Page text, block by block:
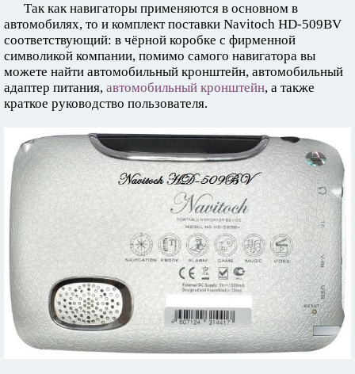
Так как навигаторы применяются в основном в
автомобилях, то и комплект поставки Navitoch HD-509BV
соответствующий: в чёрной коробке с фирменной
символикой компании, помимо самого навигатора вы
можете найти автомобильный кронштейн, автомобильный
адаптер питания, автомобильный кронштейн, а также
краткое руководство пользователя.